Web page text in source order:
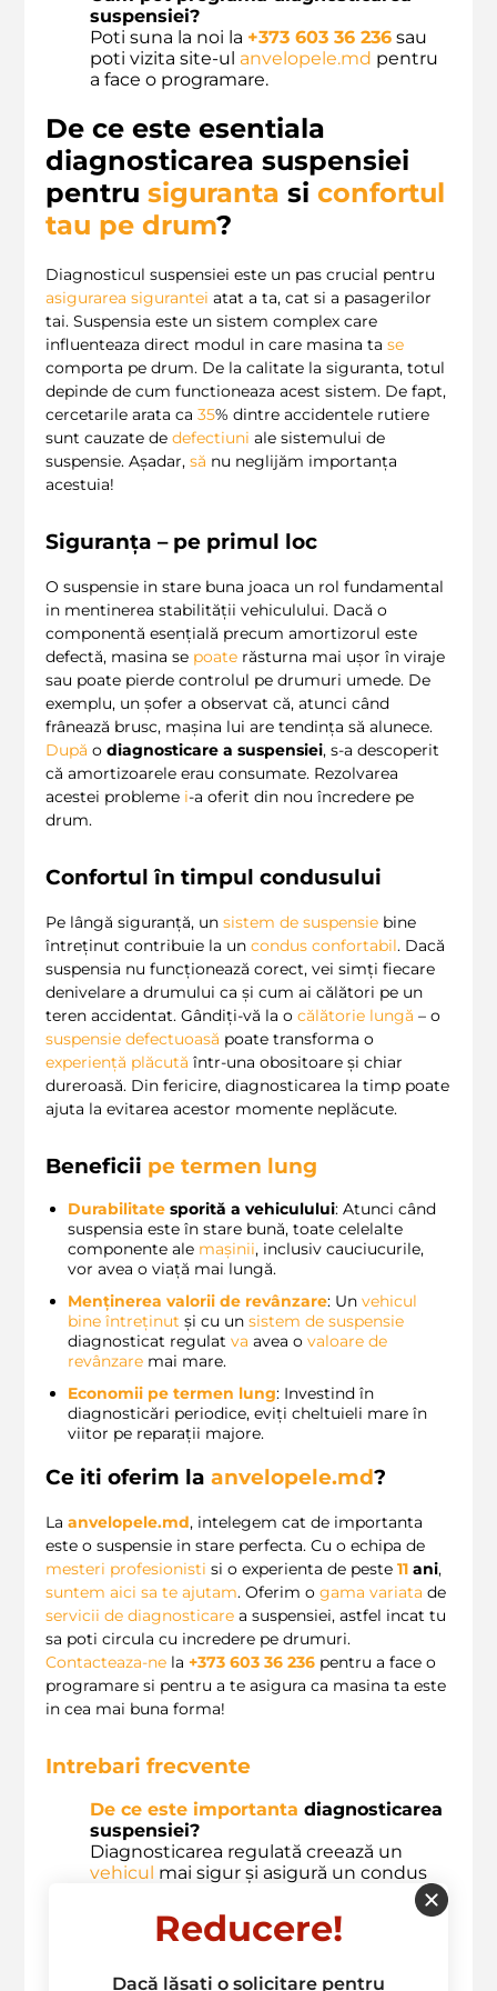
suspensiei?
Poti suna la noi la +373 603 36 236 sau
poti vizita site-ul anvelopele.md pentru
a face o programare.
De ce este esentiala
diagnosticarea suspensiei
pentru siguranta si confortul
tau pe drum?
Diagnosticul suspensiei este un pas crucial pentru
asigurarea sigurantei atat a ta, cat si a pasagerilor
tai. Suspensia este un sistem complex care
influenteaza direct modul in care masina ta se
comporta pe drum. De la calitate la siguranta, totul
depinde de cum functioneaza acest sistem. De fapt,
cercetarile arata ca 35% dintre accidentele rutiere
sunt cauzate de defectiuni ale sistemului de
suspensie. Așadar, să nu neglijăm importanța
acestuia!
Siguranța – pe primul loc
O suspensie in stare buna joaca un rol fundamental
in mentinerea stabilității vehiculului. Dacă o
componentă esențială precum amortizorul este
defectă, masina se poate răsturna mai ușor în viraje
sau poate pierde controlul pe drumuri umede. De
exemplu, un șofer a observat că, atunci când
frânează brusc, mașina lui are tendința să alunece.
După o diagnosticare a suspensiei, s-a descoperit
că amortizoarele erau consumate. Rezolvarea
acestei probleme i-a oferit din nou încredere pe
drum.
Confortul în timpul condusului
Pe lângă siguranță, un sistem de suspensie bine
întreținut contribuie la un condus confortabil. Dacă
suspensia nu funcționează corect, vei simți fiecare
denivelare a drumului ca și cum ai călători pe un
teren accidentat. Gândiți-vă la o călătorie lungă – o
suspensie defectuoasă poate transforma o
experiență plăcută într-una obositoare și chiar
dureroasă. Din fericire, diagnosticarea la timp poate
ajuta la evitarea acestor momente neplăcute.
Beneficii pe termen lung
Durabilitate sporită a vehiculului: Atunci când
suspensia este în stare bună, toate celelalte
componente ale mașinii, inclusiv cauciucurile,
vor avea o viață mai lungă.
Menținerea valorii de revânzare: Un vehicul
bine întreținut și cu un sistem de suspensie
diagnosticat regulat va avea o valoare de
revânzare mai mare.
Economii pe termen lung: Investind în
diagnosticări periodice, eviți cheltuieli mare în
viitor pe reparații majore.
Ce iti oferim la anvelopele.md?
La anvelopele.md, intelegem cat de importanta
este o suspensie in stare perfecta. Cu o echipa de
mesteri profesionisti si o experienta de peste 11 ani,
suntem aici sa te ajutam. Oferim o gama variata de
servicii de diagnosticare a suspensiei, astfel incat tu
sa poti circula cu incredere pe drumuri.
Contacteaza-ne la +373 603 36 236 pentru a face o
programare si pentru a te asigura ca masina ta este
in cea mai buna forma!
Intrebari frecvente
De ce este importanta diagnosticarea
suspensiei?
Diagnosticarea regulată creează un
vehicul mai sigur și asigură un condus
Ce se poate întâmpla dacă ignori
diagnosticul?
cheltuieli mai mari și un condus
Reducere!
Dacă lăsați o solicitare pentru